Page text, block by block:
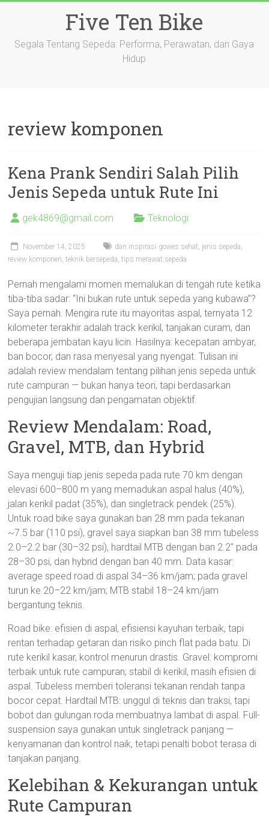
Five Ten Bike
Segala Tentang Sepeda: Performa, Perawatan, dan Gaya
Hidup
review komponen
Kena Prank Sendiri Salah Pilih
Jenis Sepeda untuk Rute Ini
gek4869@gmail.com Teknologi
November 14, 2025 dan inspirasi gowes sehat, jenis sepeda,
review komponen,teknik bersepeda,tips merawat sepeda
Pernah mengalami momen memalukan di tengah rute ketika
tiba-tiba sadar: “Ini bukan rute untuk sepeda yang kubawa”?
Saya pernah. Mengira rute itu mayoritas aspal, ternyata 12
kilometer terakhir adalah track kerikil, tanjakan curam, dan
beberapa jembatan kayu licin. Hasilnya: kecepatan ambyar,
ban bocor, dan rasa menyesal yang nyengat. Tulisan ini
adalah review mendalam tentang pilihan jenis sepeda untuk
rute campuran — bukan hanya teori, tapi berdasarkan
pengujian langsung dan pengamatan objektif.
Review Mendalam: Road,
Gravel, MTB, dan Hybrid
Saya menguji tiap jenis sepeda pada rute 70 km dengan
elevasi 600–800 m yang memadukan aspal halus (40%),
jalan kerikil padat (35%), dan singletrack pendek (25%).
Untuk road bike saya gunakan ban 28 mm pada tekanan
~7.5 bar (110 psi), gravel saya siapkan ban 38 mm tubeless
2.0–2.2 bar (30–32 psi), hardtail MTB dengan ban 2.2″ pada
28–30 psi, dan hybrid dengan ban 40 mm. Data kasar:
average speed road di aspal 34–36 km/jam; pada gravel
turun ke 20–22 km/jam; MTB stabil 18–24 km/jam
bergantung teknis.
Road bike: efisien di aspal, efisiensi kayuhan terbaik, tapi
rentan terhadap getaran dan risiko pinch flat pada batu. Di
rute kerikil kasar, kontrol menurun drastis. Gravel: kompromi
terbaik untuk rute campuran; stabil di kerikil, masih efisien di
aspal. Tubeless memberi toleransi tekanan rendah tanpa
bocor cepat. Hardtail MTB: unggul di teknis dan traksi, tapi
bobot dan gulungan roda membuatnya lambat di aspal. Full-
suspension saya gunakan untuk singletrack panjang —
kenyamanan dan kontrol naik, tetapi penalti bobot terasa di
tanjakan panjang.
Kelebihan & Kekurangan untuk
Rute Campuran